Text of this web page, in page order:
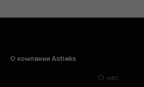
О компании Astieks
О нас